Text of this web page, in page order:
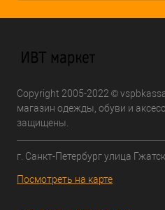
Copyright 2005-2022 ©
магазин одежды, обуви и
защищены.
г. Санкт-Петербург улица
Посмотреть на карте